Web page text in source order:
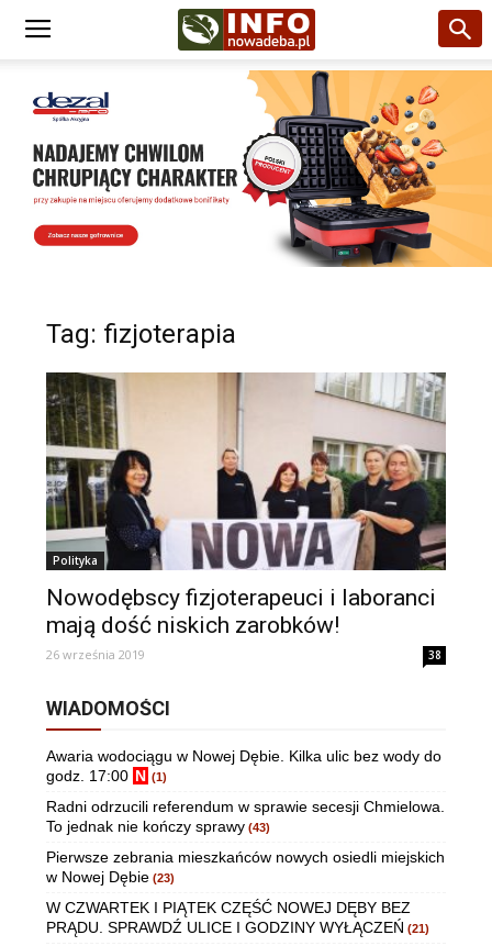
Tag: fizjoterapia
Polityka
Nowodębscy fizjoterapeuci i laboranci
mają dość niskich zarobków!
26 września 2019 38
WIADOMOŚCI
Awaria wodociągu w Nowej Dębie. Kilka ulic bez wody do
godz. 17:00 N (1)
Radni odrzucili referendum w sprawie secesji Chmielowa.
To jednak nie kończy sprawy (43)
Pierwsze zebrania mieszkańców nowych osiedli miejskich
w Nowej Dębie (23)
W CZWARTEK I PIĄTEK CZĘŚĆ NOWEJ DĘBY BEZ
PRĄDU. SPRAWDŹ ULICE I GODZINY WYŁĄCZEŃ (21)